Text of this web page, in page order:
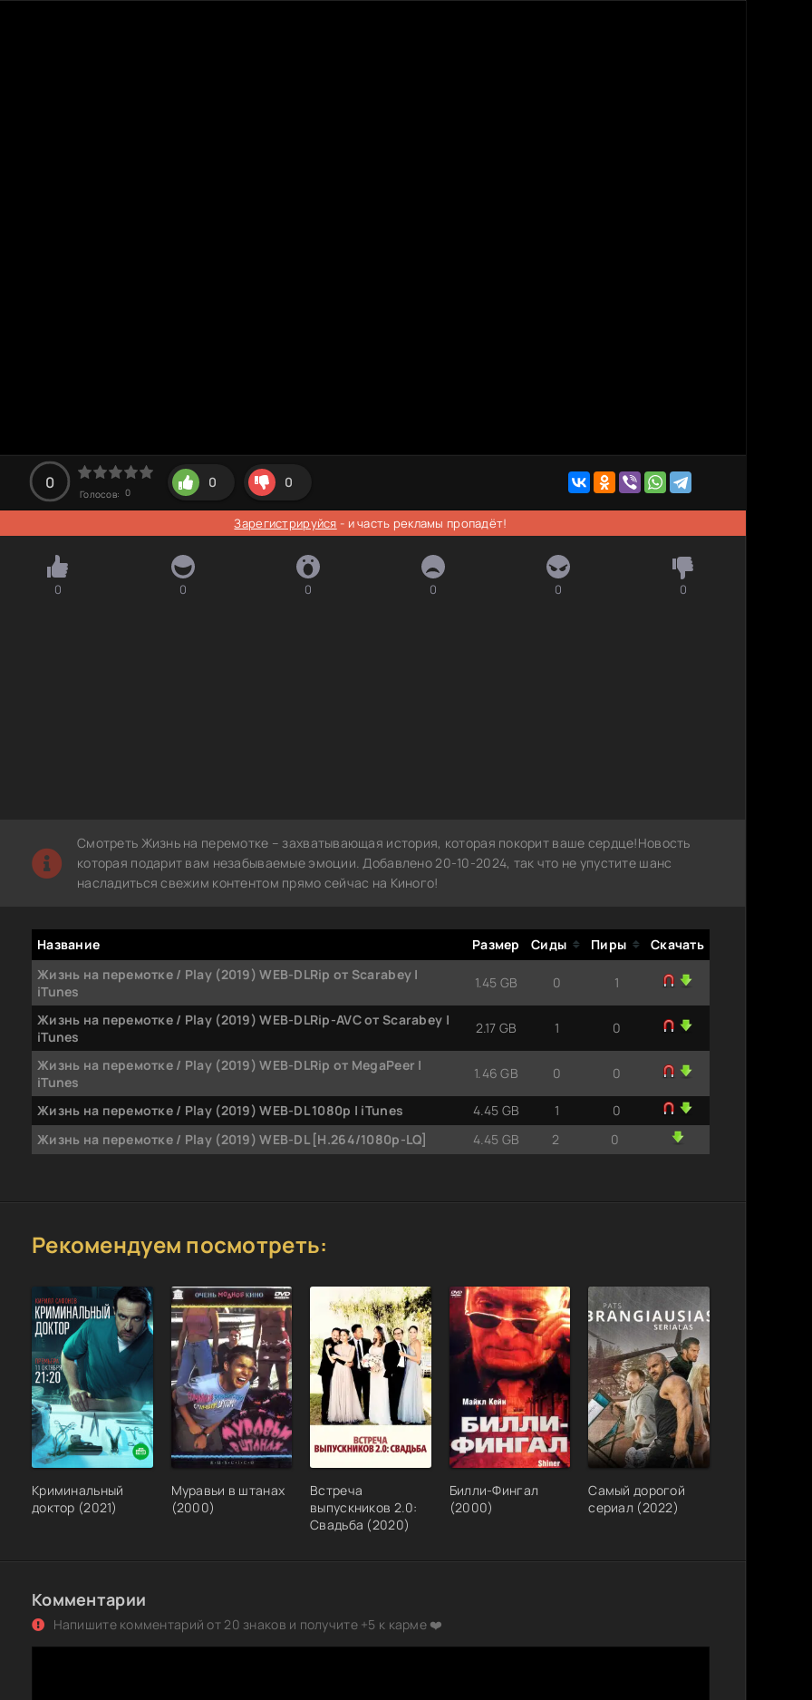
0
Голосов: 0
0 0
Зарегистрируйся - и часть рекламы пропадёт!
0 0 0 0 0 0
Смотреть Жизнь на перемотке – захватывающая история, которая покорит ваше сердце!Новость
которая подарит вам незабываемые эмоции. Добавлено 20-10-2024, так что не упустите шанс
насладиться свежим контентом прямо сейчас на Киного!
Название Размер Сиды Пиры
Скачать
Жизнь на перемотке / Play (2019) WEB-DLRip от Scarabey |
iTunes
1.45 GB 0 1
Жизнь на перемотке / Play (2019) WEB-DLRip-AVC от Scarabey |
iTunes
2.17 GB 1 0
Жизнь на перемотке / Play (2019) WEB-DLRip от MegaPeer |
iTunes
1.46 GB 0 0
Жизнь на перемотке / Play (2019) WEB-DL 1080p | iTunes 4.45 GB 1
0
Жизнь на перемотке / Play (2019) WEB-DL [H.264/1080p-LQ]
4.45 GB 2 0
Рекомендуем посмотреть:
Криминальный
доктор (2021)
Муравьи в штанах
(2000)
Встреча
выпускников 2.0:
Свадьба (2020)
Билли-Фингал
(2000)
Самый дорогой
сериал (2022)
Комментарии
Напишите комментарий от 20 знаков и получите +5 к карме ❤️